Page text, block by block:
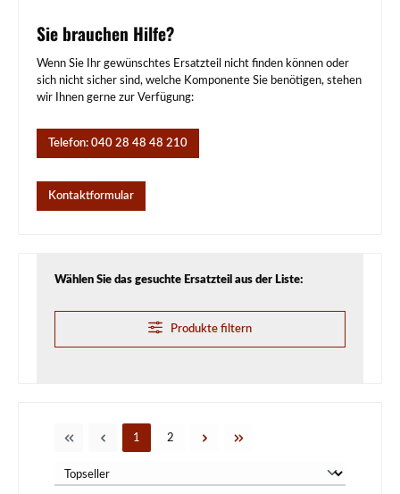
Sie brauchen Hilfe?
Wenn Sie Ihr gewünschtes Ersatzteil nicht finden können oder
sich nicht sicher sind, welche Komponente Sie benötigen, stehen
wir Ihnen gerne zur Verfügung:
Telefon: 040 28 48 48 210
Kontaktformular
Wählen Sie das gesuchte Ersatzteil aus der Liste:
Produkte filtern
Seite
1 Seite
2